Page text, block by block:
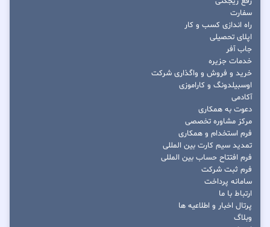
سفارت
راه اندازی کسب و کار
اپلای تحصیلی
جاب آفر
خدمات جزیره
خرید و فروش و واگذاری شرکت
اوسبیلدونگ و کاراموزی
آکادمی
دعوت به همکاری
مرکز مشاوره تخصصی
فرم استخدام و همکاری
تمدید سیم کارت بین المللی
فرم افتتاح حساب بین المللی
فرم ثبت شرکت
سامانه پرداخت
ارتباط با ما
پرتال اخبار و اطلاعیه ها
وبلاگ